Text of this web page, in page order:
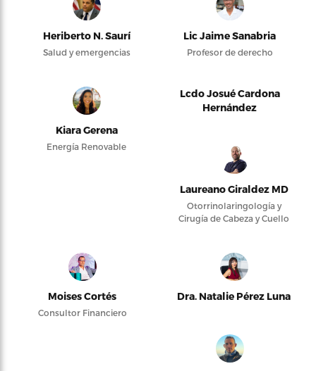
Heriberto N. Saurí
Salud y emergencias
Lic Jaime Sanabria
Profesor de derecho
Kiara Gerena
Energía Renovable
Lcdo Josué Cardona
Hernández
Laureano Giraldez MD
Otorrinolaringología y
Cirugía de Cabeza y Cuello
Moises Cortés
Consultor Financiero
Dra. Natalie Pérez Luna